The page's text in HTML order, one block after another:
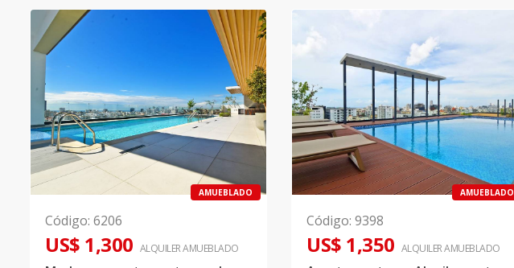
AMUEBLADO
Código: 6206
US$ 1,300 ALQUILERAMUEBLADO
AMUEBLADO
Código: 9398
US$ 1,350 ALQUILERAMUEBLADO